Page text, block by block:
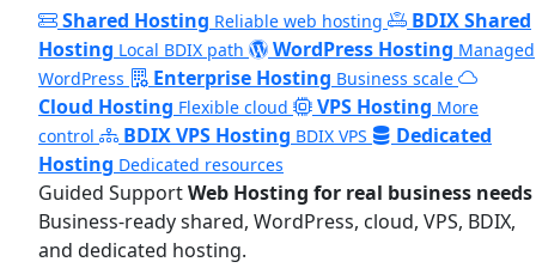
Shared Hosting Reliable web hosting
BDIX Shared
Hosting Local BDIX path WordPress Hosting Managed
WordPress
Enterprise Hosting Business scale
Cloud Hosting Flexible cloud VPS Hosting More
control
BDIX VPS Hosting BDIX VPS
Dedicated
Hosting Dedicated resources
Guided SupportWeb Hosting for real business needs
Business-ready shared, WordPress, cloud, VPS, BDIX,
and dedicated hosting.